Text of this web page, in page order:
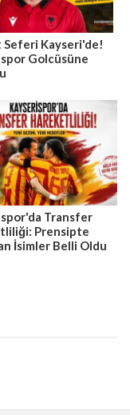
Seferi Kayseri'de!
Golcüsüne
Transfer
Prensipte
İsimler Belli Oldu